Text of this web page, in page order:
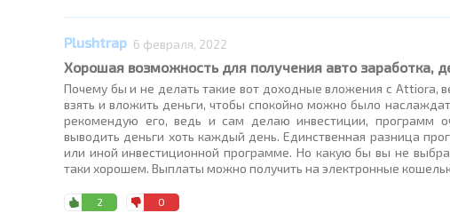
Plushtrap 6 февраля, 2022
Хорошая возможность для получения авто заработка,
Почему бы и не делать такие вот доходные вложения с Attiora,
взять и вложить деньги, чтобы спокойно можно было
рекомендую его, ведь и сам делаю инвестиции, программ
выводить деньги хоть каждый день. Единственная разница
или иной инвестиционной программе. Но какую бы вы не
таки хорошем. Выплаты можно получить на электронные
2 0